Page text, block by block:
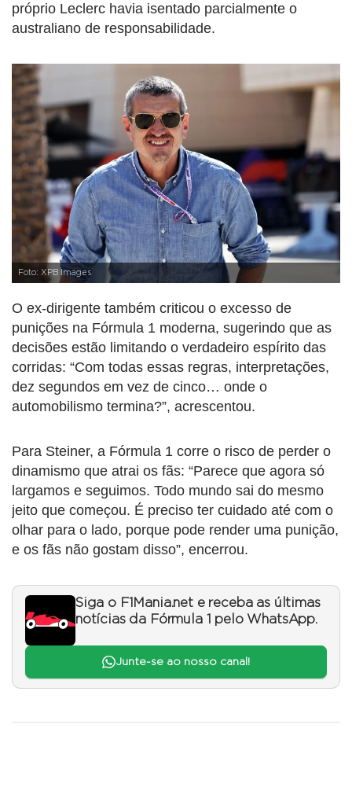
próprio Leclerc havia isentado parcialmente o
australiano de responsabilidade.
Foto: XPB Images
O ex-dirigente também criticou o excesso de
punições na Fórmula 1 moderna, sugerindo que as
decisões estão limitando o verdadeiro espírito das
corridas: “Com todas essas regras, interpretações,
dez segundos em vez de cinco… onde o
automobilismo termina?”, acrescentou.
Para Steiner, a Fórmula 1 corre o risco de perder o
dinamismo que atrai os fãs: “Parece que agora só
largamos e seguimos. Todo mundo sai do mesmo
jeito que começou. É preciso ter cuidado até com o
olhar para o lado, porque pode render uma punição,
e os fãs não gostam disso”, encerrou.
Siga o F1Mania.net e receba as últimas
notícias da Fórmula 1 pelo WhatsApp.
Junte-se ao nosso canal!